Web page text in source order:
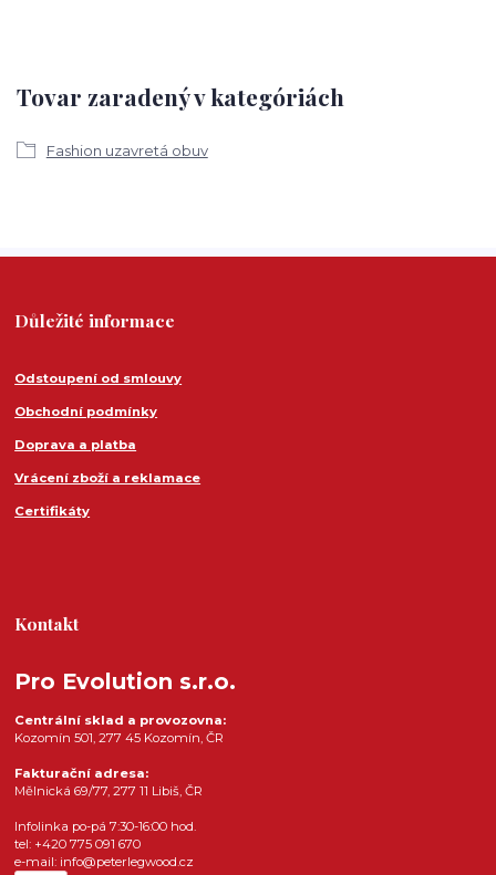
Tovar zaradený v kategóriách
Fashion uzavretá obuv
Důležité informace
Odstoupení od smlouvy
Obchodní podmínky
Doprava a platba
Vrácení zboží a reklamace
Certifikáty
Kontakt
Pro Evolution s.r.o.
Centrální sklad a provozovna:
Kozomín 501, 277 45 Kozomín, ČR
Fakturační adresa:
Mělnická 69/77, 277 11 Libiš, ČR
Infolinka po-pá 7:30-16:00 hod.
tel: +420 775 091 670
e-mail: info@peterlegwood.cz